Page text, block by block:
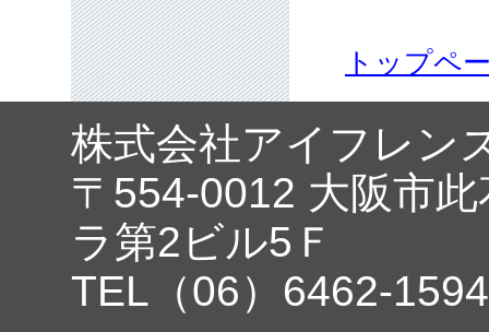
トップペ
株式会社アイフレン
〒554-0012 大阪市
ラ第2ビル5Ｆ
TEL（06）6462-